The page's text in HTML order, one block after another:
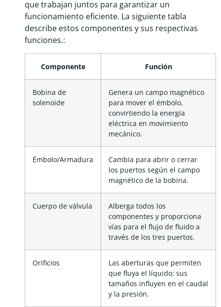
que trabajan juntos para garantizar un
funcionamiento eficiente. La siguiente tabla
describe estos componentes y sus respectivas
funciones.:
Componente Función
Bobina de
solenoide
Genera un campo magnético
para mover el émbolo,
convirtiendo la energía
eléctrica en movimiento
mecánico.
Émbolo/Armadura
Cambia para abrir o cerrar
los puertos según el campo
magnético de la bobina.
Cuerpo de válvula
Alberga todos los
componentes y proporciona
vías para el flujo de fluido a
través de los tres puertos.
Orificios
Las aberturas que permiten
que fluya el líquido; sus
tamaños influyen en el caudal
y la presión.